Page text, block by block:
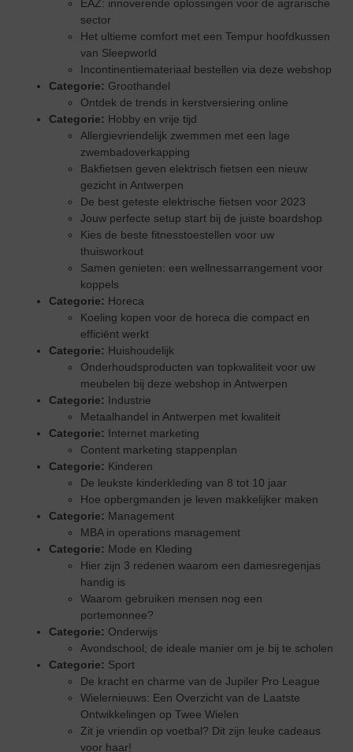
EAZ: innoverende oplossingen voor de agrarische
sector
Het ultieme comfort met een Tempur hoofdkussen
van Sleepworld
Incontinentiemateriaal bestellen via deze webshop
Categorie: Groothandel
Ontdek de trends in kerstversiering online
Categorie: Hobby en vrije tijd
Allergievriendelijk zwemmen met een lage
zwembadoverkapping
Bakfietsen geven elektrisch fietsen een nieuw
gezicht in Antwerpen
De best geteste elektrische fietsen voor 2023
Jouw perfecte setup start bij de juiste boardshop
Kies de beste fitnesstoestellen voor uw
thuisworkout
Samen genieten: een wellnessarrangement voor
koppels
Categorie: Horeca
Koeling kopen voor de horeca die compact en
efficiënt werkt
Categorie: Huishoudelijk
Onderhoudsproducten van topkwaliteit voor uw
meubelen bij deze webshop in Antwerpen
Categorie: Industrie
Metaalhandel in Antwerpen met kwaliteit
Categorie: Internet marketing
Content marketing stappenplan
Categorie: Kinderen
De leukste kinderkleding van 8 tot 10 jaar
Hoe opbergmanden je leven makkelijker maken
Categorie: Management
MBA in operations management
Categorie: Mode en Kleding
Hier zijn 3 redenen waarom een damesregenjas
handig is
Waarom gebruiken mensen nog een
portemonnee?
Categorie: Onderwijs
Avondschool; de ideale manier om je bij te scholen
Categorie: Sport
De kracht en charme van de Jupiler Pro League
Wielernieuws: Een Overzicht van de Laatste
Ontwikkelingen op Twee Wielen
Zit je vriendin op voetbal? Dit zijn leuke cadeaus
voor haar!